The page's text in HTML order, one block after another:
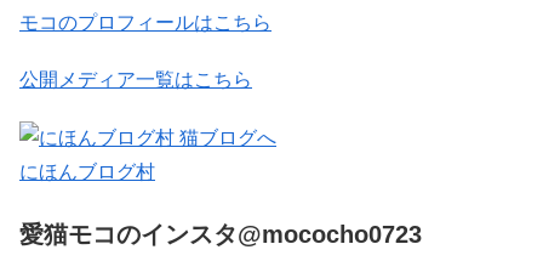
モコのプロフィールはこちら
公開メディア一覧はこちら
にほんブログ村
愛猫モコのインスタ@mococho0723